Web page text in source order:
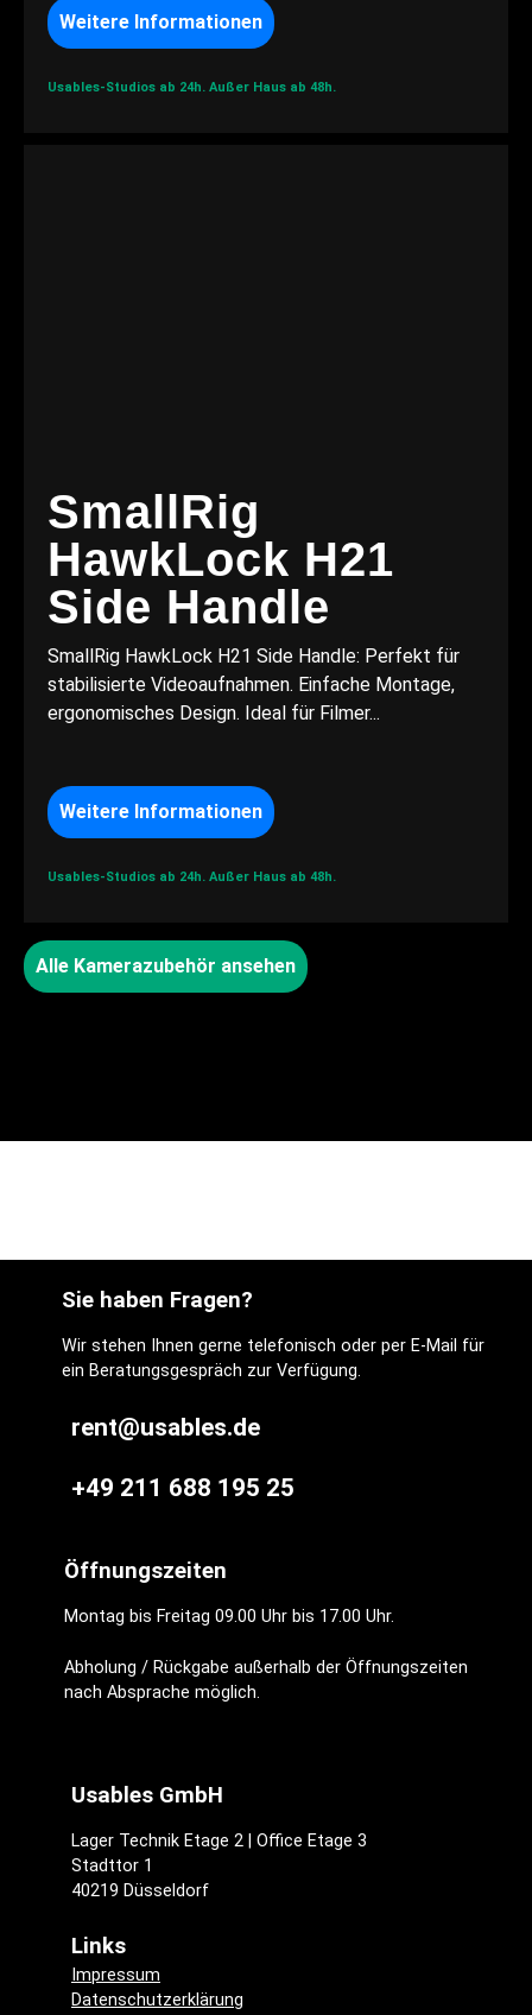
Weitere Informationen
Usables-Studios ab 24h. Außer Haus ab 48h.
SmallRig
HawkLock H21
Side Handle
SmallRig HawkLock H21 Side Handle: Perfekt für
stabilisierte Videoaufnahmen. Einfache Montage,
ergonomisches Design. Ideal für Filmer...
Weitere Informationen
Usables-Studios ab 24h. Außer Haus ab 48h.
Alle Kamerazubehör ansehen
Sie haben Fragen?
Wir stehen Ihnen gerne telefonisch oder per E-Mail für
ein Beratungsgespräch zur Verfügung.
rent@usables.de
+49 211 688 195 25
Öffnungszeiten
Montag bis Freitag 09.00 Uhr bis 17.00 Uhr.
Abholung / Rückgabe außerhalb der Öffnungszeiten
nach Absprache möglich.
Usables GmbH
Lager Technik Etage 2 | Office Etage 3
Stadttor 1
40219 Düsseldorf
Links
Impressum
Datenschutzerklärung